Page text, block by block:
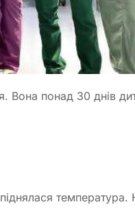
Вона понад 30 днів
температура.